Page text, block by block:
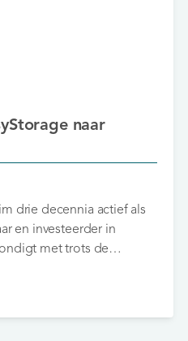
naar
drie decennia actief als
en investeerder in
met trots de
met easyStorage UK